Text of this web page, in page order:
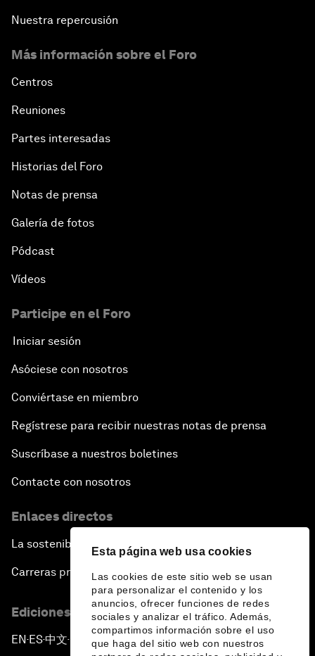
Esta página web usa cookies
Las cookies de este sitio web se usan
para personalizar el contenido y los
anuncios, ofrecer funciones de redes
sociales y analizar el tráfico. Además,
compartimos información sobre el uso
que haga del sitio web con nuestros
Nuestra repercusión
Más información sobre el Foro
Centros
Reuniones
Partes interesadas
Historias del Foro
Notas de prensa
Galería de fotos
Pódcast
Vídeos
Participe en el Foro
Iniciar sesión
Asóciese con nosotros
Conviértase en miembro
Regístrese para recibir nuestras notas de prensa
Suscríbase a nuestros boletines
Contacte con nosotros
Enlaces directos
La sostenibilidad en el Foro
Carreras profesionales
Ediciones en otros idiomas
EN ▪ ES▪中文▪ 日本語